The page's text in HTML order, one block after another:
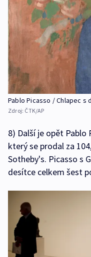
Pablo Picasso / Chlapec s
Zdroj: ČTK/AP
8) Další je opět Pablo
který se prodal za
Sotheby's. Picasso s
desítce celkem šest